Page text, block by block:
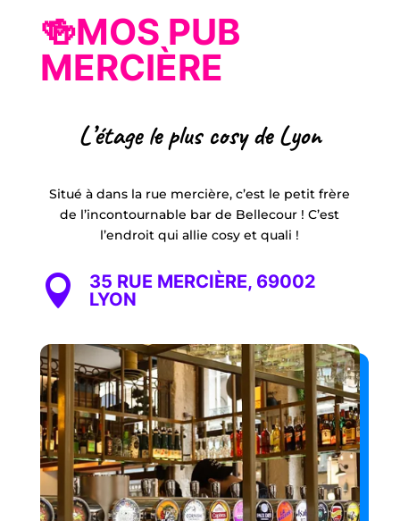
🍻MOS PUB
MERCIÈRE
L’étage le plus cosy de Lyon
Situé à dans la rue mercière, c’est le petit frère
de l’incontournable bar de Bellecour ! C’est
l’endroit qui allie cosy et quali !

35 RUE MERCIÈRE, 69002
LYON